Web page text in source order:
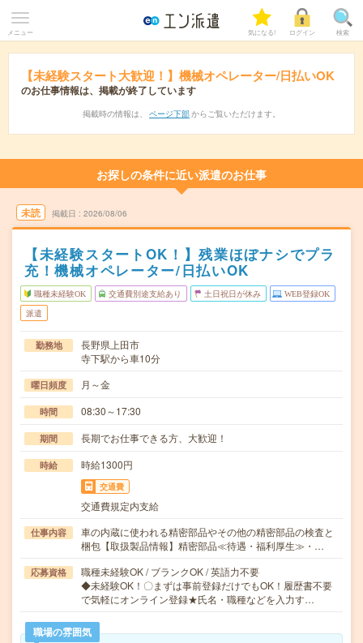
メニュー 気になる! ログイン 検索
【未経験スタート大歓迎！】機械オペレーター/日払いOK
のお仕事情報は、掲載が終了しています
掲載時の情報は、 ページ下部 からご覧いただけます。
お探しの条件に近い派遣のお仕事
未読 掲載日 2026/08/06
【未経験スタートOK！】残業ほぼナシでプラ
充！機械オペレーター/日払いOK
職種未経験OK 交通費別途支給あり 土日祝日が休み WEB登録OK
派遣
勤務地
長野県上田市
寺下駅から車10分
曜日頻度 月～金
時間 08:30～17:30
期間 長期でお仕事できる方、大歓迎！
時給 時給1300円
交通費
交通費規定内支給
仕事内容
車の内蔵に使われる精密部品やその他の精密部品の検査と
梱包【取扱製品情報】精密部品≪待遇・福利厚生≫・…
応募資格
職種未経験OK / ブランクOK / 英語力不要
◆未経験OK！〇まずは事前登録だけでもOK！履歴書不要
で気軽にオンライン登録★氏名・職種などを入力す…
職場の雰囲気